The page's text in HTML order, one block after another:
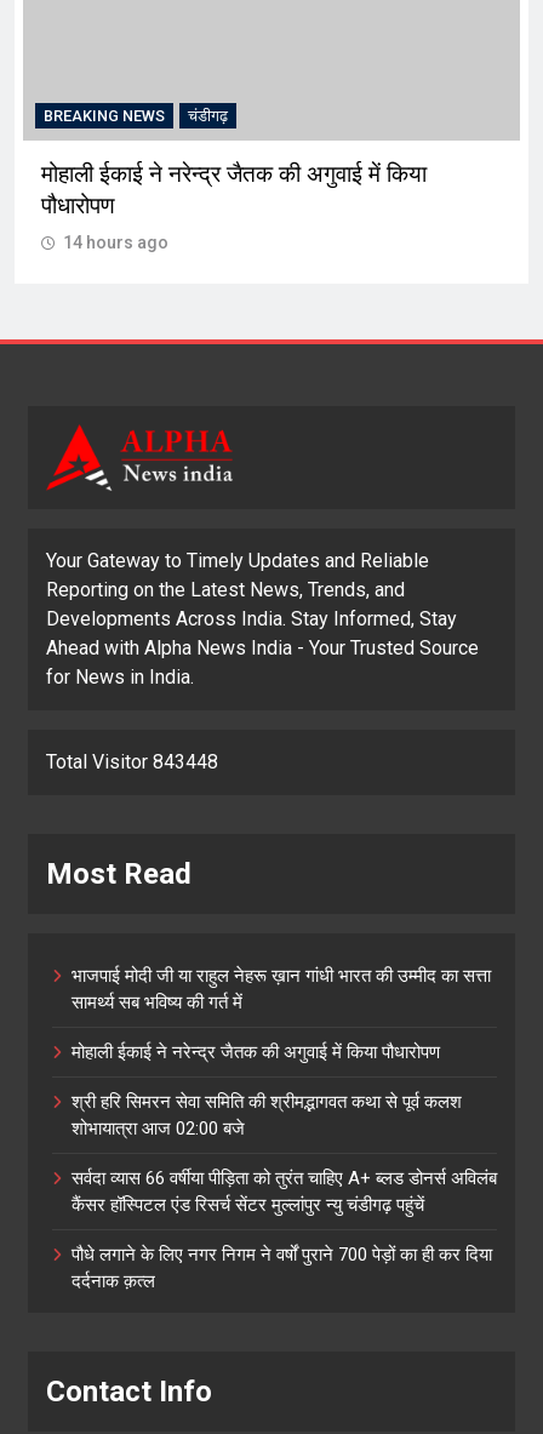
BREAKING NEWS चंडीगढ़
मोहाली ईकाई ने नरेन्द्र जैतक की अगुवाई में किया
पौधारोपण
14 hours ago
Your Gateway to Timely Updates and Reliable
Reporting on the Latest News, Trends, and
Developments Across India. Stay Informed, Stay
Ahead with Alpha News India - Your Trusted Source
for News in India.
Total Visitor 843448
Most Read
भाजपाई मोदी जी या राहुल नेहरू ख़ान गांधी भारत की उम्मीद का सत्ता
सामर्थ्य सब भविष्य की गर्त में
मोहाली ईकाई ने नरेन्द्र जैतक की अगुवाई में किया पौधारोपण
श्री हरि सिमरन सेवा समिति की श्रीमद्भागवत कथा से पूर्व कलश
शोभायात्रा आज 02:00 बजे
सर्वदा व्यास 66 वर्षीया पीड़िता को तुरंत चाहिए A+ ब्लड डोनर्स अविलंब
कैंसर हॉस्पिटल एंड रिसर्च सेंटर मुल्लांपुर न्यु चंडीगढ़ पहुंचें
पौधे लगाने के लिए नगर निगम ने वर्षों पुराने 700 पेड़ों का ही कर दिया
दर्दनाक क़त्ल
Contact Info